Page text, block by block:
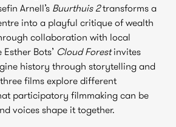
Arnell’s Buurthuis 2transforms a
into a playful critique of wealth
collaboration with local
Bots’ Cloud Forestinvites
history through storytelling and
films explore different
participatory filmmaking can be
voices shape it together.